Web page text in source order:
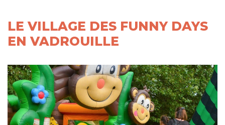
LE VILLAGE DES FUNNY DAYS
EN VADROUILLE